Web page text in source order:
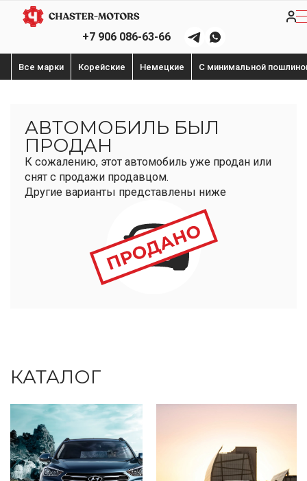
+7 906 086-63-66
Все марки Корейские Немецкие С минимальной
АВТОМОБИЛЬ БЫЛ
ПРОДАН
К сожалению, этот автомобиль уже продан или
снят с продажи продавцом.
Другие варианты представлены ниже
КАТАЛОГ